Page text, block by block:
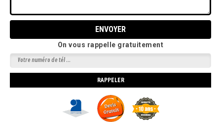
On vous rappelle gratuitement